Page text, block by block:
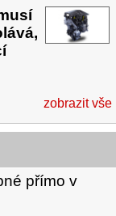
zobrazit vše
přímo v